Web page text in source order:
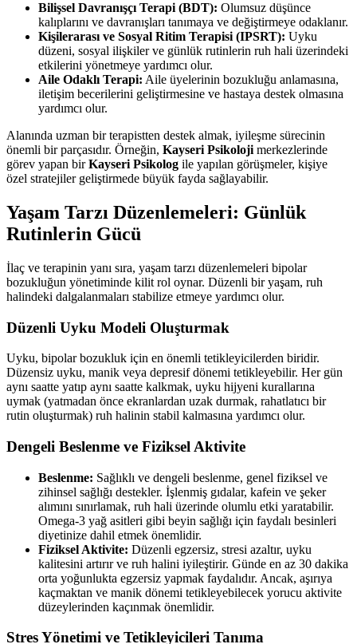
Bilişsel Davranışçı Terapi (BDT): Olumsuz düşünce
kalıplarını ve davranışları tanımaya ve değiştirmeye odaklanır.
Kişilerarası ve Sosyal Ritim Terapisi (IPSRT): Uyku
düzeni, sosyal ilişkiler ve günlük rutinlerin ruh hali üzerindeki
etkilerini yönetmeye yardımcı olur.
Aile Odaklı Terapi: Aile üyelerinin bozukluğu anlamasına,
iletişim becerilerini geliştirmesine ve hastaya destek olmasına
yardımcı olur.
Alanında uzman bir terapistten destek almak, iyileşme sürecinin
önemli bir parçasıdır. Örneğin, Kayseri Psikoloji merkezlerinde
görev yapan birKayseri Psikolog ile yapılan görüşmeler, kişiye
özel stratejiler geliştirmede büyük fayda sağlayabilir.
Yaşam Tarzı Düzenlemeleri: Günlük
Rutinlerin Gücü
İlaç ve terapinin yanı sıra, yaşam tarzı düzenlemeleri bipolar
bozukluğun yönetiminde kilit rol oynar. Düzenli bir yaşam, ruh
halindeki dalgalanmaları stabilize etmeye yardımcı olur.
Düzenli Uyku Modeli Oluşturmak
Uyku, bipolar bozukluk için en önemli tetikleyicilerden biridir.
Düzensiz uyku, manik veya depresif dönemi tetikleyebilir. Her gün
aynı saatte yatıp aynı saatte kalkmak, uyku hijyeni kurallarına
uymak (yatmadan önce ekranlardan uzak durmak, rahatlatıcı bir
rutin oluşturmak) ruh halinin stabil kalmasına yardımcı olur.
Dengeli Beslenme ve Fiziksel Aktivite
Beslenme: Sağlıklı ve dengeli beslenme, genel fiziksel ve
zihinsel sağlığı destekler. İşlenmiş gıdalar, kafein ve şeker
alımını sınırlamak, ruh hali üzerinde olumlu etki yaratabilir.
Omega-3 yağ asitleri gibi beyin sağlığı için faydalı besinleri
diyetinize dahil etmek önemlidir.
Fiziksel Aktivite: Düzenli egzersiz, stresi azaltır, uyku
kalitesini artırır ve ruh halini iyileştirir. Günde en az 30 dakika
orta yoğunlukta egzersiz yapmak faydalıdır. Ancak, aşırıya
kaçmaktan ve manik dönemi tetikleyebilecek yorucu aktivite
düzeylerinden kaçınmak önemlidir.
Stres Yönetimi ve Tetikleyicileri Tanıma